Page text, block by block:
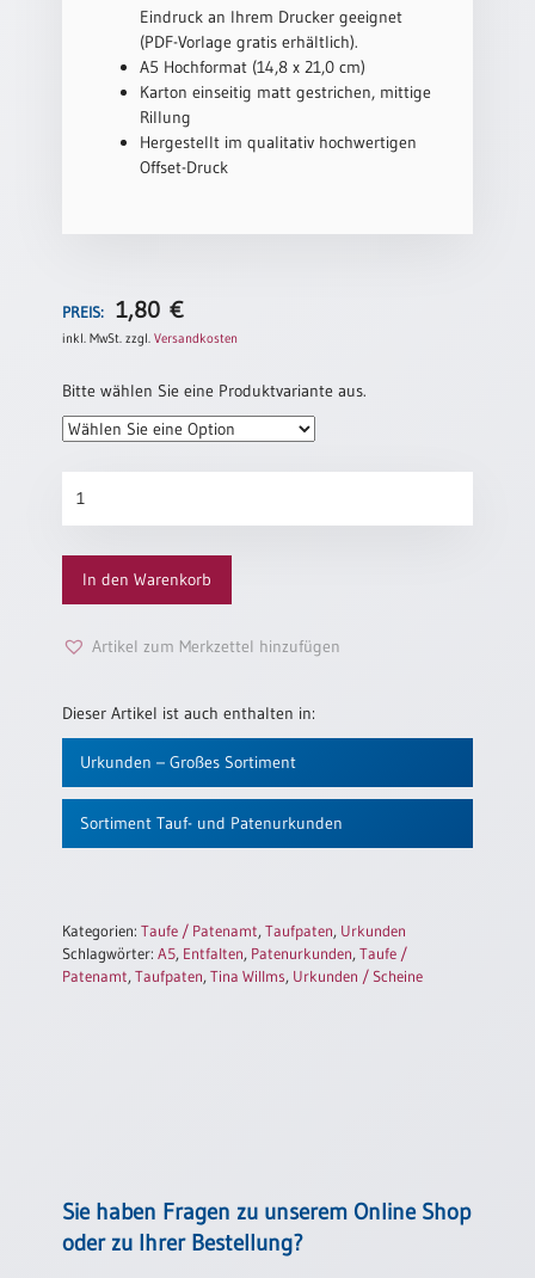
Hochzeitsjubiläum
Abendmahlszulassung
PC-
Urkunden
Poster
Einzelposter
Einzelposter
Jahreslosung
Restbestände
Bücher
Eindruck an Ihrem Drucker geeignet
(PDF-Vorlage gratis erhältlich).
A5 Hochformat (14,8 x 21,0 cm)
Karton einseitig matt gestrichen, mittige
Rillung
Hergestellt im qualitativ hochwertigen
Offset-Druck
PREIS: 1,80€
inkl. MwSt. zzgl.Versandkosten
Bitte wählen Sie eine Produktvariante aus.
„Entfalten“
Menge
In den Warenkorb
Artikel zum Merkzettel hinzufügen
Dieser Artikel ist auch enthalten in:
Urkunden – Großes Sortiment
Sortiment Tauf- und Patenurkunden
Kategorien:Taufe / Patenamt,Taufpaten, Urkunden
Schlagwörter:A5, Entfalten, Patenurkunden,Taufe /
Patenamt,Taufpaten,Tina Willms, Urkunden / Scheine
Sie haben Fragen zu unserem Online Shop
oder zu Ihrer Bestellung?